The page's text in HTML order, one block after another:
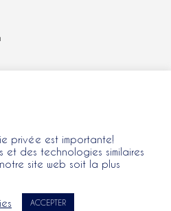
privée est importante!
et des technologies similaires
site web soit la plus
ACCEPTER